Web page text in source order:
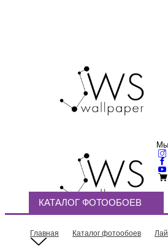
Мы
КАТАЛОГ ФОТООБОЕВ
Главная Каталог фотообоев